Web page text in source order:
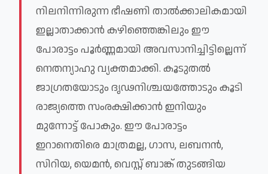
നിലനിന്നിരുന്ന ഭീഷണി താൽക്കാലികമായി
ഇല്ലാതാക്കാൻ കഴിഞ്ഞെങ്കിലും ഈ
പോരാട്ടം പൂർണ്ണമായി അവസാനിച്ചിട്ടില്ലെന്ന്
നെതന്യാഹു വ്യക്തമാക്കി. കൂടുതൽ
ജാഗ്രതയോടും ദൃഢനിശ്ചയത്തോടും കൂടി
രാജ്യത്തെ സംരക്ഷിക്കാൻ ഇനിയും
മുന്നോട്ട് പോകും. ഈ പോരാട്ടം
ഇറാനെതിരെ മാത്രമല്ല, ഗാസ, ലബനൻ,
സിറിയ, യെമൻ, വെസ്റ്റ് ബാങ്ക് തുടങ്ങിയ